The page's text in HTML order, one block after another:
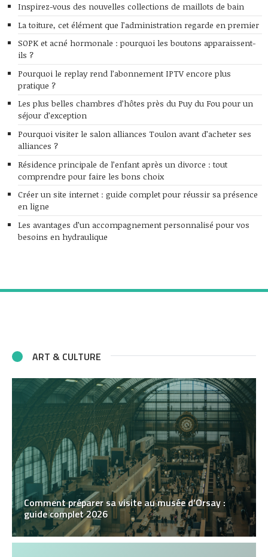
Inspirez-vous des nouvelles collections de maillots de bain
La toiture, cet élément que l’administration regarde en premier
SOPK et acné hormonale : pourquoi les boutons apparaissent-
ils ?
Pourquoi le replay rend l’abonnement IPTV encore plus
pratique ?
Les plus belles chambres d’hôtes près du Puy du Fou pour un
séjour d’exception
Pourquoi visiter le salon alliances Toulon avant d’acheter ses
alliances ?
Résidence principale de l’enfant après un divorce : tout
comprendre pour faire les bons choix
Créer un site internet : guide complet pour réussir sa présence
en ligne
Les avantages d’un accompagnement personnalisé pour vos
besoins en hydraulique
ART & CULTURE
Comment préparer sa visite au musée d’Orsay :
guide complet 2026